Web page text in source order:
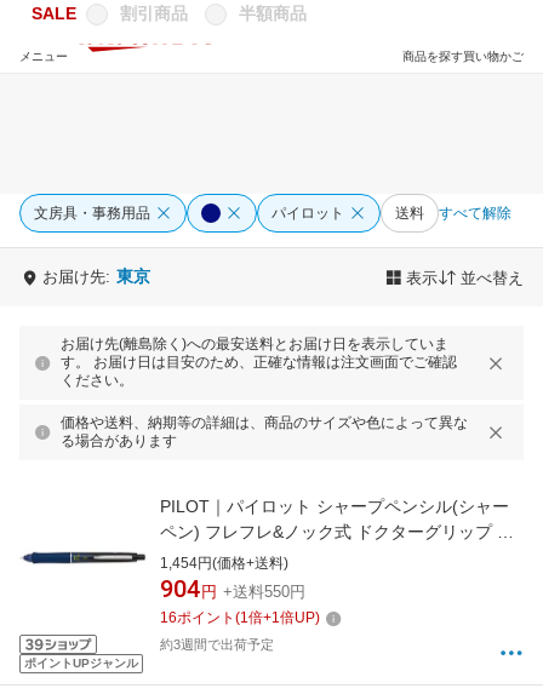
買い物かご
商品を探す
メニュー
SALE 割引商品 半額商品
文房具・事務用品 パイロット 送料 すべて解除
お届け先: 東京 表示 並べ替え
お届け先(離島除く)への最安送料とお届け日を表示していま
す。 お届け日は目安のため、正確な情報は注文画面でご確認
ください。
価格や送料、納期等の詳細は、商品のサイズや色によって異な
る場合があります
ポイントUPジャンル
PILOT｜パイロット シャープペンシル(シャー
ペン) フレフレ&ノック式 ドクターグリップ エ
ース グラデーションネイビー HDGAC-80R-
GNV [0.5mm]
1,454円(価格+送料)
904 円 +送料550円
16ポイント (1倍+1倍UP)
約3週間で出荷予定